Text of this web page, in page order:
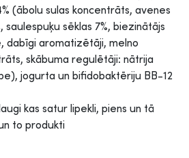
(ābolu sulas koncentrāts, avenes
saulespuķu sēklas 7%, biezinātājs
dabīgi aromatizētāji, melno
skābuma regulētāji: nātrija
jogurta un bifidobaktēriju BB-12
kas satur lipekli, piens un tā
to produkti